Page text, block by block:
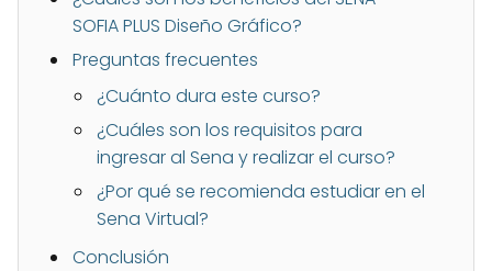
SOFIA PLUS Diseño Gráfico?
Preguntas frecuentes
¿Cuánto dura este curso?
¿Cuáles son los requisitos para
ingresar al Sena y realizar el curso?
¿Por qué se recomienda estudiar en el
Sena Virtual?
Conclusión